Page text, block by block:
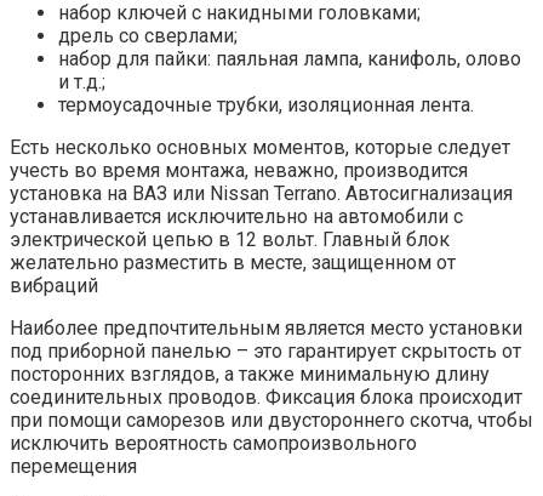
набор ключей с накидными головками;
дрель со сверлами;
набор для пайки: паяльная лампа, канифоль, олово
и т.д.;
термоусадочные трубки, изоляционная лента.
Есть несколько основных моментов, которые следует
учесть во время монтажа, неважно, производится
установка на ВАЗ или Nissan Terrano. Автосигнализация
устанавливается исключительно на автомобили с
электрической цепью в 12 вольт. Главный блок
желательно разместить в месте, защищенном от
вибраций
Наиболее предпочтительным является место установки
под приборной панелью – это гарантирует скрытость от
посторонних взглядов, а также минимальную длину
соединительных проводов. Фиксация блока происходит
при помощи саморезов или двустороннего скотча, чтобы
исключить вероятность самопроизвольного
перемещения